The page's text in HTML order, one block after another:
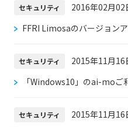
セキュリティ
2016年02月02
FFRI Limosaのバージョン
セキュリティ
2015年11月16
「Windows10」のai-moご
セキュリティ
2015年11月16